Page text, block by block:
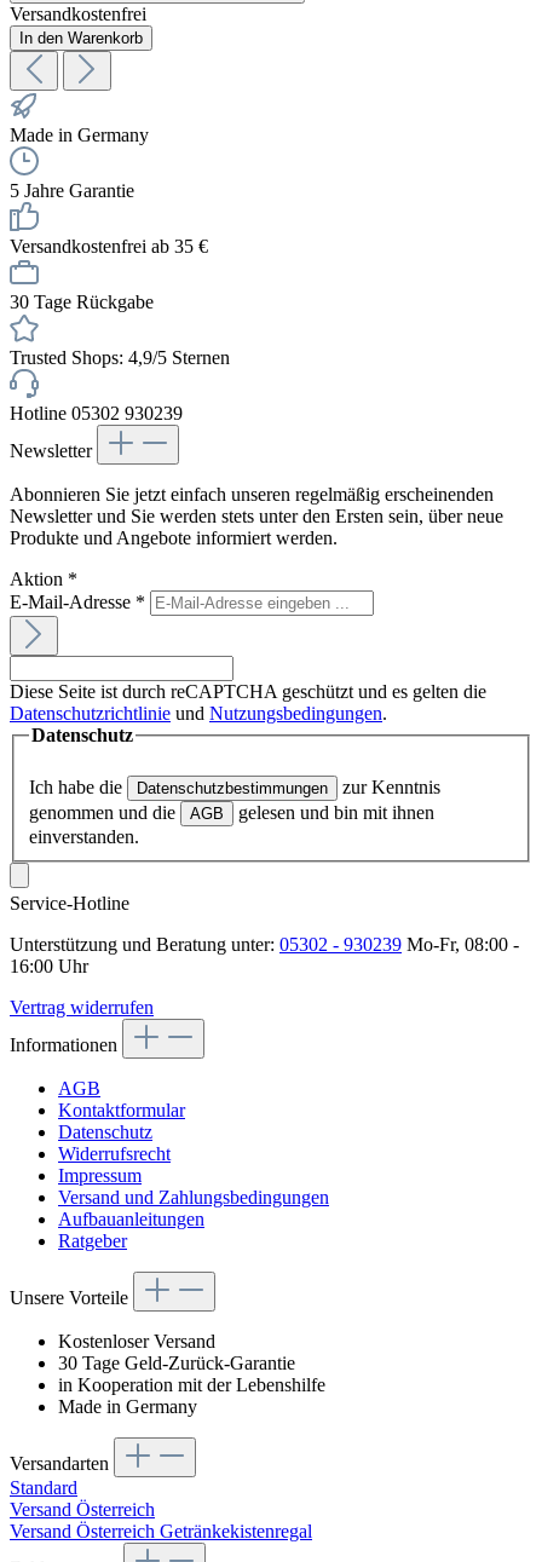
Preise inkl. MwSt. zzgl. Versandkosten
Versandkostenfrei
In den Warenkorb
Made in Germany
5 Jahre Garantie
Versandkostenfrei ab 35 €
30 Tage Rückgabe
Trusted Shops: 4,9/5 Sternen
Hotline 05302 930239
Abonnieren Sie jetzt einfach unseren regelmäßig erscheinenden
Newsletter und Sie werden stets unter den Ersten sein, über neue
Aktion*
E-Mail-Adresse
Diese Seite ist durch reCAPTCHA geschützt und es gelten die
DatenschutzrichtlinieundNutzungsbedingungen.
Ich habe die Datenschutzbestimmungen zur Kenntnis
genommen und die
einverstanden.
Unterstützung und Beratung unter:
Vertrag widerrufen
AGB
Kontaktformular
Datenschutz
Widerrufsrecht
Impressum
Versand und Zahlungsbedingungen
Aufbauanleitungen
Kostenloser Versand
30 Tage Geld-Zurück-Garantie
in Kooperation mit der Lebenshilfe
Versandarten
Standard
Versand Österreich
Versand Österreich Getränkekistenregal